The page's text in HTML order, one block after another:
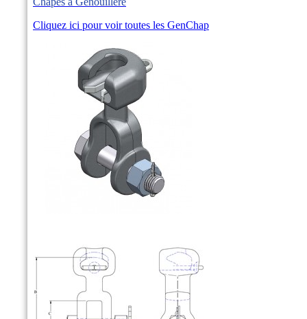
Cliquez ici pour voir toutes les GenChap